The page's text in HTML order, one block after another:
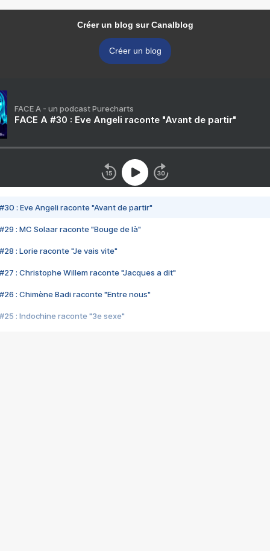
Créer un blog sur Canalblog
Créer un blog
FACE A - un podcast Purecharts
FACE A #30 : Eve Angeli raconte "Avant de partir"
#30 : Eve Angeli raconte "Avant de partir"
#29 : MC Solaar raconte "Bouge de là"
#28 : Lorie raconte "Je vais vite"
#27 : Christophe Willem raconte "Jacques a dit"
#26 : Chimène Badi raconte "Entre nous"
#25 : Indochine raconte "3e sexe"